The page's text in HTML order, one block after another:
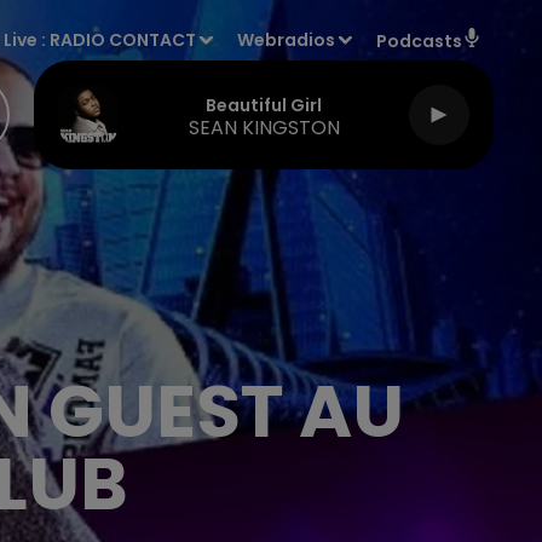
Live : RADIO CONTACT Webradios Podcasts
Beautiful Girl
SEAN KINGSTON
GUEST AU